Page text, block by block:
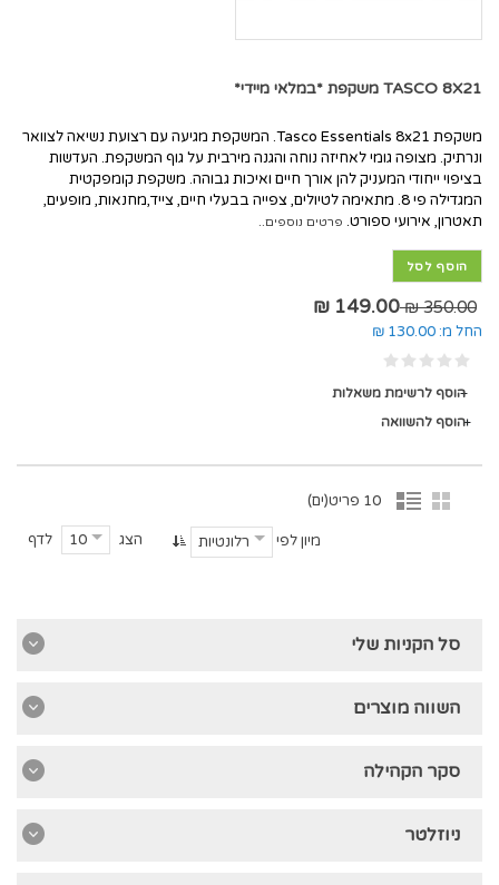
TASCO 8X21 משקפת *במלאי מיידי*
משקפת Tasco Essentials 8x21. המשקפת מגיעה עם רצועת נשיאה לצוואר
ונרתיק. מצופה גומי לאחיזה נוחה והגנה מירבית על גוף המשקפת. העדשות
בציפוי ייחודי המעניק להן אורך חיים ואיכות גבוהה. משקפת קומפקטית
המגדילה פי 8. מתאימה לטיולים, צפייה בבעלי חיים, צייד,מחנאות, מופעים,
תאטרון, אירועי ספורט. פרטים נוספים..
הוסף לסל
350.00 ₪
149.00 ₪
החל מ: 130.00 ₪
הוסף לרשימת משאלות
הוסף להשוואה
10 פריט(ים)
הצג 10 לדף מיון לפי רלונטיות
סל הקניות שלי
השווה מוצרים
סקר הקהילה
ניוזלטר